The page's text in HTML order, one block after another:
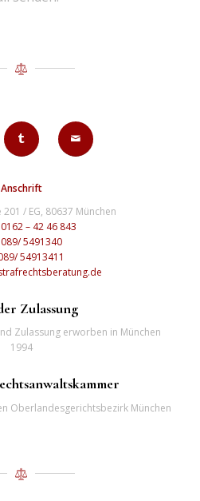
Anschrift
/ EG, 80637 München
0162 – 42 46 843
089/ 5491340
54913411
Zulassung
Zulassung erworben in München
1994
Oberlandesgerichtsbezirk München